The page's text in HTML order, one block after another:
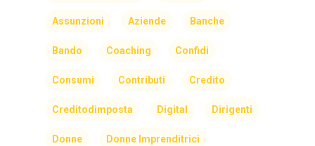
Assunzioni Aziende Banche
Bando Coaching Confidi
Consumi Contributi Credito
Creditodimposta Digital Dirigenti
Donne Donne Imprenditrici